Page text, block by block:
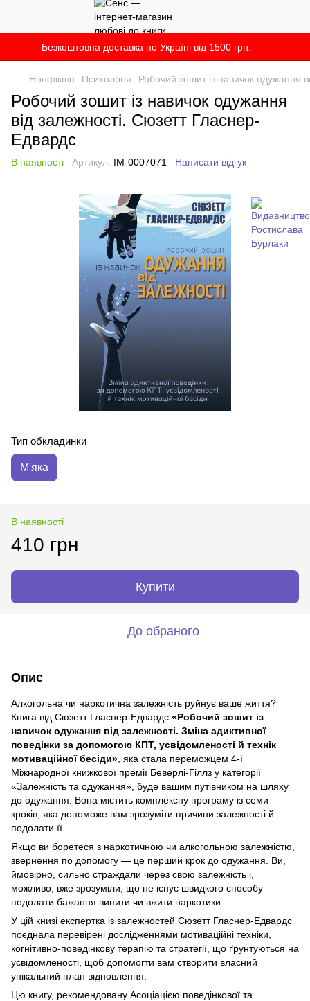
Безкоштовна доставка по Україні від 1500 грн.
Нонфікшн Психологія Робочий зошит із навичок одужання
Робочий зошит із навичок одужання
від залежності. Сюзетт Гласнер-
Едвардс
В наявності Артикул: IM-0007071 Написати відгук
Тип обкладинки
М'яка
В наявності
410 грн
Купити
До обраного
Опис
Алкогольна чи наркотична залежність руйнує ваше життя?
Книга від Сюзетт Гласнер-Едвардс «Робочий зошит із
навичок одужання від залежності. Зміна адиктивної
поведінки за допомогою КПТ, усвідомленості й технік
мотиваційної бесіди» , яка стала переможцем 4-ї
Міжнародної книжкової премії Беверлі-Гіллз у категорії
«Залежність та одужання», буде вашим путівником на шляху
до одужання. Вона містить комплексну програму із семи
кроків, яка допоможе вам зрозуміти причини залежності й
подолати її.
Якщо ви боретеся з наркотичною чи алкогольною залежністю,
звернення по допомогу — це перший крок до одужання. Ви,
ймовірно, сильно страждали через свою залежність і,
можливо, вже зрозуміли, що не існує швидкого способу
подолати бажання випити чи вжити наркотики.
У цій книзі експертка із залежностей Сюзетт Гласнер-Едвардс
поєднала перевірені дослідженнями мотиваційні техніки,
когнітивно-поведінкову терапію та стратегії, що ґрунтуються на
усвідомленості, щоб допомогти вам створити власний
унікальний план відновлення.
Цю книгу, рекомендовану Асоціацією поведінкової та